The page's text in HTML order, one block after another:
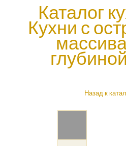
Каталог
Кухни с
Назад к